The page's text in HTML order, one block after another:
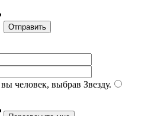
человек, выбрав Звезду.